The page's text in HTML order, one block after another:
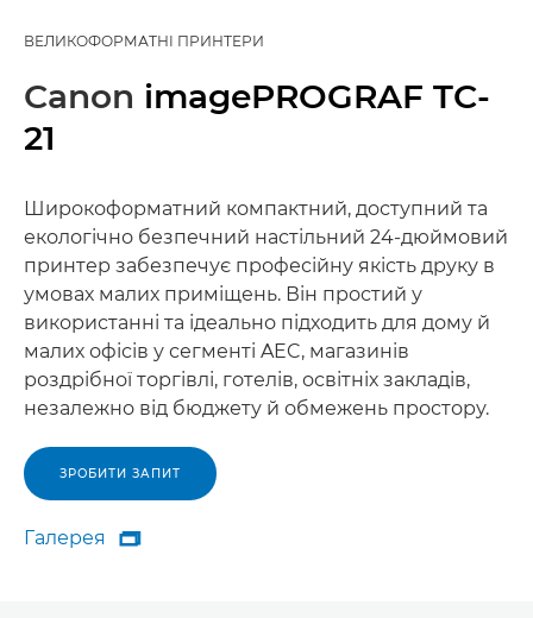
ВЕЛИКОФОРМАТНІ ПРИНТЕРИ
Canon imagePROGRAF TC-
21
Широкоформатний компактний, доступний та
екологічно безпечний настільний 24-дюймовий
принтер забезпечує професійну якість друку в
умовах малих приміщень. Він простий у
використанні та ідеально підходить для дому й
малих офісів у сегменті AEC, магазинів
роздрібної торгівлі, готелів, освітніх закладів,
незалежно від бюджету й обмежень простору.
ЗРОБИТИ ЗАПИТ
Галерея
Галерея
